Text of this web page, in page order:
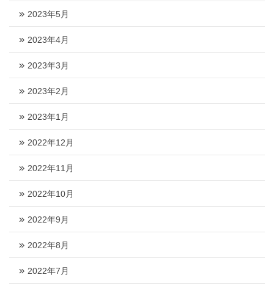
2023年5月
2023年4月
2023年3月
2023年2月
2023年1月
2022年12月
2022年11月
2022年10月
2022年9月
2022年8月
2022年7月